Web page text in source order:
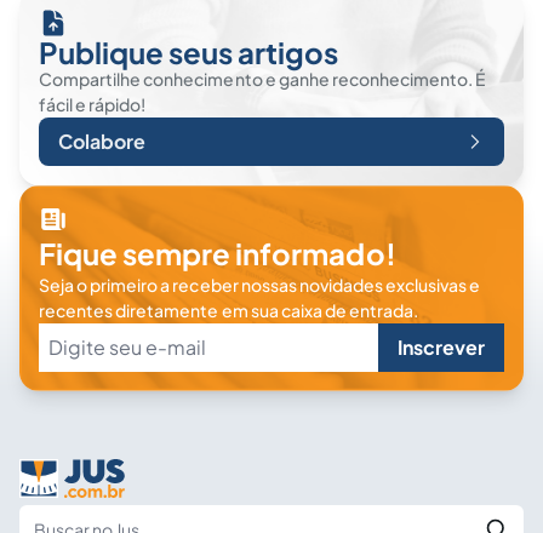
Publique seus artigos
Compartilhe conhecimento e ganhe reconhecimento. É
fácil e rápido!
Colabore
Fique sempre informado!
Seja o primeiro a receber nossas novidades exclusivas e
recentes diretamente em sua caixa de entrada.
Inscrever